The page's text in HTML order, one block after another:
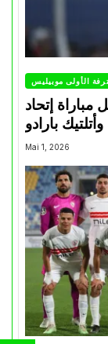
الأولى موبيليس
مباراة إتحاد
بارادو
Mai 1, 2026